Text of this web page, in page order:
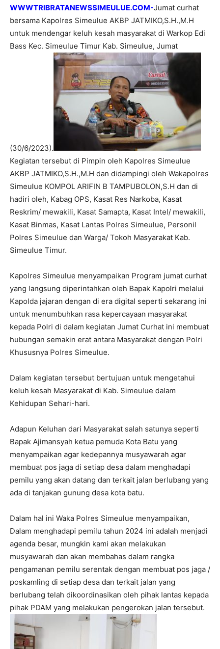
WWWTRIBRATANEWSSIMEULUE.COM-Jumat curhat
bersama Kapolres Simeulue AKBP JATMIKO,S.H.,M.H
untuk mendengar keluh kesah masyarakat di Warkop Edi
Bass Kec. Simeulue Timur Kab. Simeulue, Jumat
(30/6/2023).
Kegiatan tersebut di Pimpin oleh Kapolres Simeulue
AKBP JATMIKO,S.H.,M.H dan didampingi oleh Wakapolres
Simeulue KOMPOL ARIFIN B TAMPUBOLON,S.H dan di
hadiri oleh, Kabag OPS, Kasat Res Narkoba, Kasat
Reskrim/ mewakili, Kasat Samapta, Kasat Intel/ mewakili,
Kasat Binmas, Kasat Lantas Polres Simeulue, Personil
Polres Simeulue dan Warga/ Tokoh Masyarakat Kab.
Simeulue Timur.
Kapolres Simeulue menyampaikan Program jumat curhat
yang langsung diperintahkan oleh Bapak Kapolri melalui
Kapolda jajaran dengan di era digital seperti sekarang ini
untuk menumbuhkan rasa kepercayaan masyarakat
kepada Polri di dalam kegiatan Jumat Curhat ini membuat
hubungan semakin erat antara Masyarakat dengan Polri
Khususnya Polres Simeulue.
Dalam kegiatan tersebut bertujuan untuk mengetahui
keluh kesah Masyarakat di Kab. Simeulue dalam
Kehidupan Sehari-hari.
Adapun Keluhan dari Masyarakat salah satunya seperti
Bapak Ajimansyah ketua pemuda Kota Batu yang
menyampaikan agar kedepannya musyawarah agar
membuat pos jaga di setiap desa dalam menghadapi
pemilu yang akan datang dan terkait jalan berlubang yang
ada di tanjakan gunung desa kota batu.
Dalam hal ini Waka Polres Simeulue menyampaikan,
Dalam menghadapi pemilu tahun 2024 ini adalah menjadi
agenda besar, mungkin kami akan melakukan
musyawarah dan akan membahas dalam rangka
pengamanan pemilu serentak dengan membuat pos jaga /
poskamling di setiap desa dan terkait jalan yang
berlubang telah dikoordinasikan oleh pihak lantas kepada
pihak PDAM yang melakukan pengerokan jalan tersebut.